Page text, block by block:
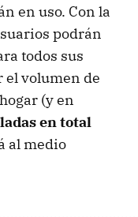
en uso. Con la
podrán
todos sus
el volumen de
(y en
en total
al medio